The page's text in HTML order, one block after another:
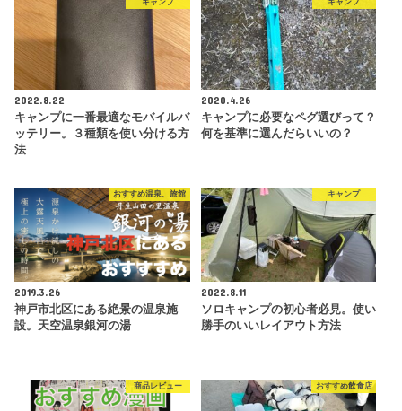
キャンプ
2022.8.22
キャンプに一番最適なモバイルバ
ッテリー。３種類を使い分ける方
法
キャンプ
2020.4.26
キャンプに必要なペグ選びって？
何を基準に選んだらいいの？
おすすめ温泉、旅館
2019.3.26
神戸市北区にある絶景の温泉施
設。天空温泉銀河の湯
キャンプ
2022.8.11
ソロキャンプの初心者必見。使い
勝手のいいレイアウト方法
商品レビュー おすすめ飲食店